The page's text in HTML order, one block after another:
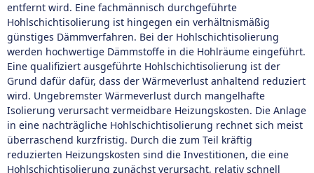
entfernt wird. Eine fachmännisch durchgeführte
Hohlschichtisolierung ist hingegen ein verhältnismäßig
günstiges Dämmverfahren. Bei der Hohlschichtisolierung
werden hochwertige Dämmstoffe in die Hohlräume eingeführt.
Eine qualifiziert ausgeführte Hohlschichtisolierung ist der
Grund dafür dafür, dass der Wärmeverlust anhaltend reduziert
wird. Ungebremster Wärmeverlust durch mangelhafte
Isolierung verursacht vermeidbare Heizungskosten. Die Anlage
in eine nachträgliche Hohlschichtisolierung rechnet sich meist
überraschend kurzfristig. Durch die zum Teil kräftig
reduzierten Heizungskosten sind die Investitionen, die eine
Hohlschichtisolierung zunächst verursacht, relativ schnell